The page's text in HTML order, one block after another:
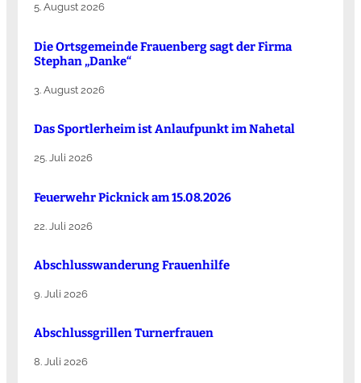
5. August 2026
Die Ortsgemeinde Frauenberg sagt der Firma
Stephan „Danke“
3. August 2026
Das Sportlerheim ist Anlaufpunkt im Nahetal
25. Juli 2026
Feuerwehr Picknick am 15.08.2026
22. Juli 2026
Abschlusswanderung Frauenhilfe
9. Juli 2026
Abschlussgrillen Turnerfrauen
8. Juli 2026